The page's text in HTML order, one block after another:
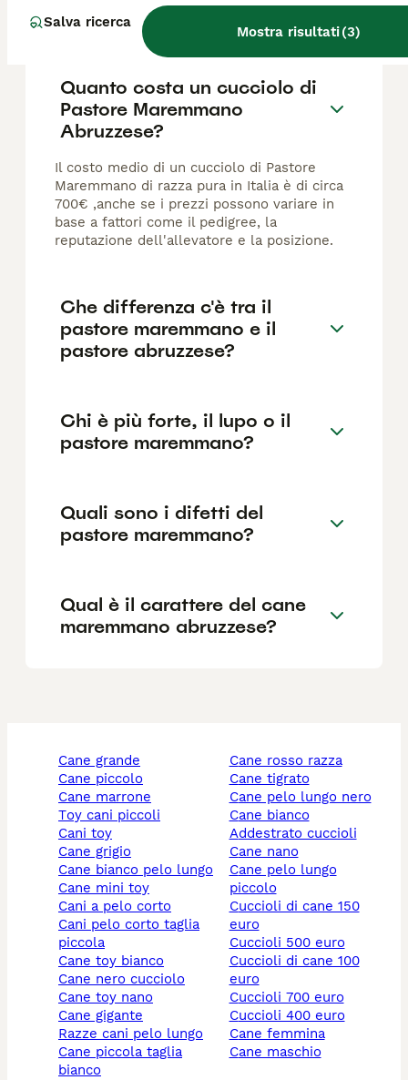
Salva ricerca
Mostra risultati(3)
FAQ
Quanto costa un cucciolo di
Pastore Maremmano
Abruzzese?
Il costo medio di un cucciolo di Pastore
Maremmano di razza pura in Italia è di circa
700€ ,anche se i prezzi possono variare in
base a fattori come il pedigree, la
reputazione dell'allevatore e la posizione.
Che differenza c'è tra il
pastore maremmano e il
pastore abruzzese?
Chi è più forte, il lupo o il
pastore maremmano?
Quali sono i difetti del
pastore maremmano?
Qual è il carattere del cane
maremmano abruzzese?
cane grande
cane piccolo
cane marrone
toy cani piccoli
cani toy
cane grigio
cane bianco pelo lungo
cane mini toy
cani a pelo corto
cani pelo corto taglia
piccola
cane toy bianco
cane nero cucciolo
cane toy nano
cane gigante
razze cani pelo lungo
cane piccola taglia
bianco
cane rosso razza
cane tigrato
cane pelo lungo nero
cane bianco
addestrato cuccioli
cane nano
cane pelo lungo
piccolo
cuccioli di cane 150
euro
cuccioli 500 euro
cuccioli di cane 100
euro
cuccioli 700 euro
cuccioli 400 euro
cane femmina
cane maschio